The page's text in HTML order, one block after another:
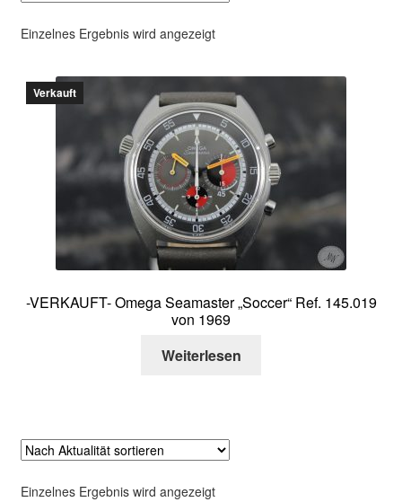
Einzelnes Ergebnis wird angezeigt
Verkauft
-VERKAUFT- Omega Seamaster „Soccer“ Ref. 145.019
von 1969
Weiterlesen
Einzelnes Ergebnis wird angezeigt